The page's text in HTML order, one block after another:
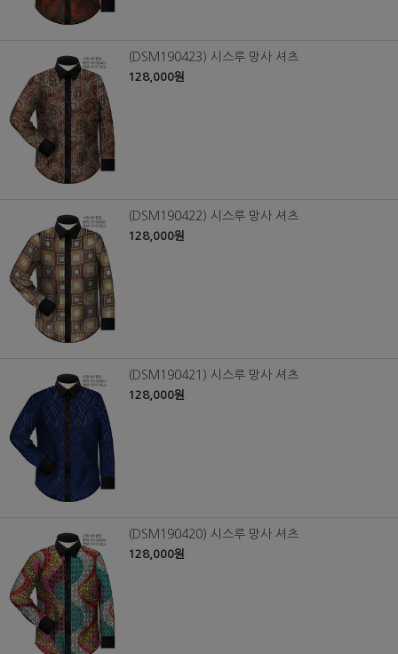
(DSM190423) 시스루 망사 셔츠
128,000원
(DSM190422) 시스루 망사 셔츠
128,000원
(DSM190421) 시스루 망사 셔츠
128,000원
(DSM190420) 시스루 망사 셔츠
128,000원